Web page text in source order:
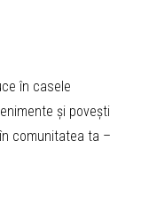
în casele
și povești
comunitatea ta –